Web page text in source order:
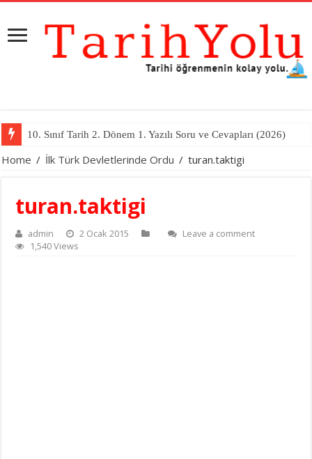
10. Sınıf Tarih 2. Dönem 1. Yazılı Soru ve Cevapları (2026)
Home / İlk Türk Devletlerinde Ordu / turan.taktigi
turan.taktigi
admin 2 Ocak 2015
Leave a comment
1,540 Views